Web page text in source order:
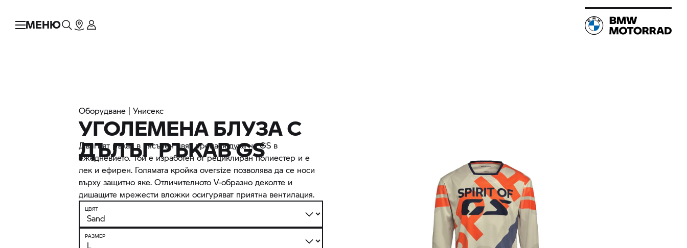
МЕНЮ
Оборудване | Унисекс
УГОЛЕМЕНА БЛУЗА С
ДЪЛЪГ РЪКАВ GS
Дългият ръкав в пясъчен цвят пренася духа на GS в
ежедневието. Той е изработен от рециклиран полиестер и е
лек и ефирен. Голямата кройка oversize позволява да се носи
върху защитно яке. Отличителното V-образно деколте и
дишащите мрежести вложки осигуряват приятна вентилация.
ЦВЯТ
РАЗМЕР